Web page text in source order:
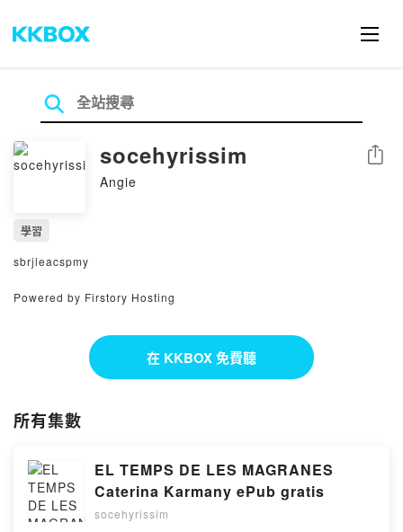
socehyrissim
Angie
分享
學習
sbrjleacspmy
Powered by Firstory Hosting
在 KKBOX 免費聽
所有集數
EL TEMPS DE LES MAGRANES
Caterina Karmany ePub gratis
socehyrissim